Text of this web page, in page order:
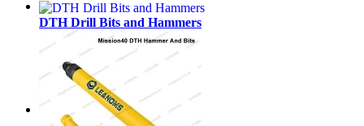
DTH Drill Bits and Hammers